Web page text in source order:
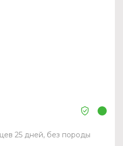
25 дней, без породы